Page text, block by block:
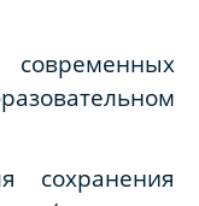
сохранения